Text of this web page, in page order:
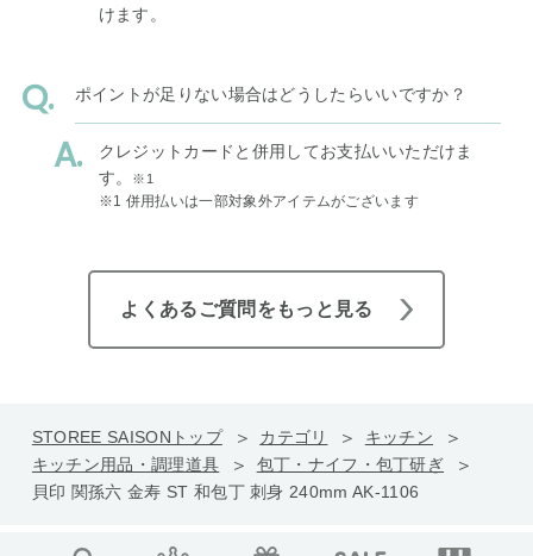
けます。
ポイントが足りない場合はどうしたらいいですか？
クレジットカードと併用してお支払いいただけま
す。
※1
※1 併用払いは一部対象外アイテムがございます
よくあるご質問をもっと見る
STOREE SAISONトップ カテゴリ
キッチン
キッチン用品・調理道具
包丁・ナイフ・包丁研ぎ
貝印 関孫六 金寿 ST 和包丁 刺身 240mm AK-1106